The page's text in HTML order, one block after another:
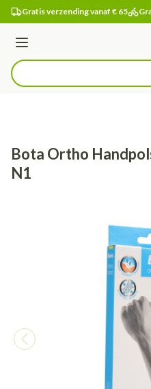
Ga naar de inhoud
Gratis verzending vanaf € 65
Menu
Product, merk, categorie...
Bota Ortho
N1